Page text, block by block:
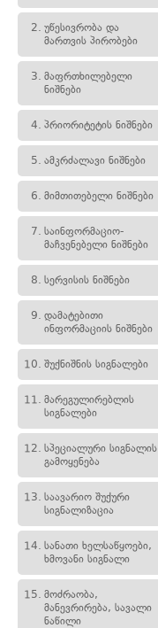
2. უწესივრობა და
მართვის პირობები
3. მაფრთხილებელი
ნიშნები
4. პრიორიტეტის ნიშნები
5. ამკრძალავი ნიშნები
6. მიმთითებელი ნიშნები
7. საინფორმაციო-
მაჩვენებელი ნიშნები
8. სერვისის ნიშნები
9. დამატებითი
ინფორმაციის ნიშნები
10. შუქნიშნის სიგნალები
11. მარეგულირებლის
სიგნალები
12. სპეციალური სიგნალის
გამოყენება
13. საავარიო შუქური
სიგნალიზაცია
14. სანათი ხელსაწყოები,
ხმოვანი სიგნალი
15. მოძრაობა,
მანევრირება, სავალი
ნაწილი